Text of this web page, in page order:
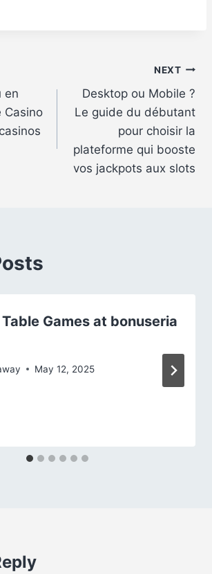
en
Casino
NEXT
Desktop ou Mobile ?
Le guide du débutant
pour choisir la
plateforme qui booste
vos jackpots aux slots
Games at bonuseria
May 12, 2025